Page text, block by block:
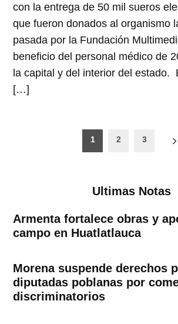
con la entrega de 50 mil sueros
que fueron donados al organismo
pasada por la Fundación
beneficio del personal médico de
la capital y del interior del estado.
[…]
1 2 3
Ultimas Notas
Armenta fortalece obras y
campo en Huatlatlauca
Morena suspende derechos
diputadas poblanas por
discriminatorios